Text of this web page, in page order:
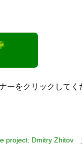
ーをクリックしてく
project: Dmitry Zhitov